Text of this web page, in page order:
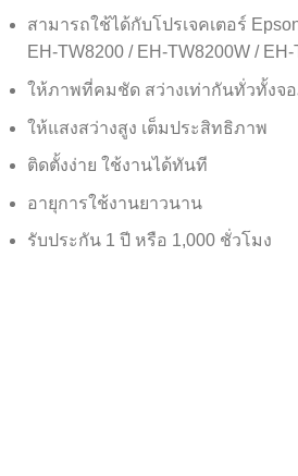
สามารถใช้ได้กับโปรเจคเตอร์
EH-TW8200 / EH-TW8200W /
ให้ภาพที่คมชัด สว่างเท่ากันทั่วทั้งจ
ให้แสงสว่างสูง เต็มประสิทธิภาพ
ติดตั้งง่าย ใช้งานได้ทันที
อายุการใช้งานยาวนาน
รับประกัน 1 ปี หรือ 1,000 ชั่วโมง